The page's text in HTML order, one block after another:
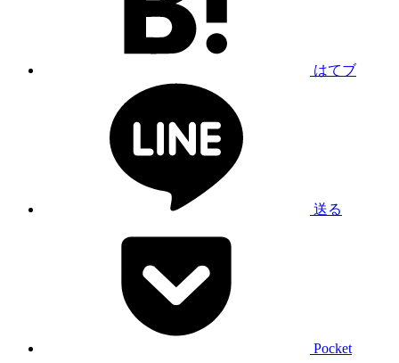
はてブ
送る
Pocket